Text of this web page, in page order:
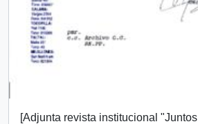
[Adjunta revista institucional "Juntos